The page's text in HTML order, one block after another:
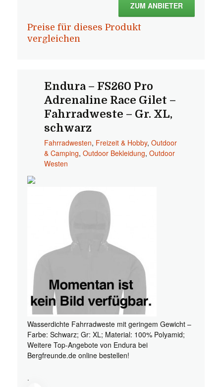
ZUM ANBIETER
Preise für dieses Produkt
vergleichen
Endura – FS260 Pro
Adrenaline Race Gilet –
Fahrradweste – Gr. XL,
schwarz
Fahrradwesten, Freizeit & Hobby, Outdoor
& Camping, Outdoor Bekleidung, Outdoor
Westen
Wasserdichte Fahrradweste mit geringem Gewicht –
Farbe: Schwarz; Gr: XL; Material: 100% Polyamid;
Weitere Top-Angebote von Endura bei
Bergfreunde.de online bestellen!
.